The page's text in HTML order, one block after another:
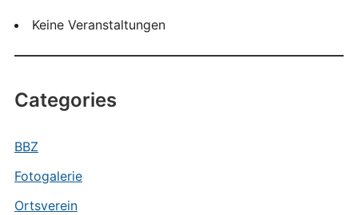
Keine Veranstaltungen
Categories
BBZ
Fotogalerie
Ortsverein